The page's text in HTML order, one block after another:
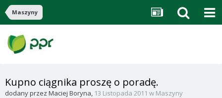
Maszyny
Kupno ciągnika proszę o poradę.
dodany przez Maciej Boryna, 13 Listopada 2011 w Maszyny